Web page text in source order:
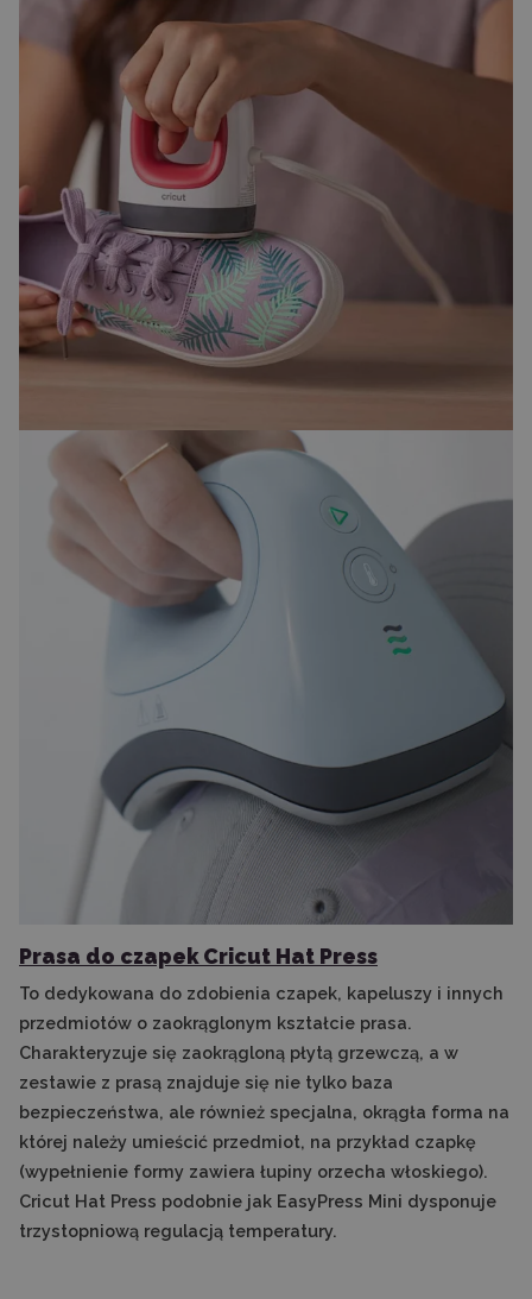
Prasa do czapek Cricut Hat Press
To dedykowana do zdobienia czapek, kapeluszy i innych
przedmiotów o zaokrąglonym kształcie prasa.
Charakteryzuje się zaokrągloną płytą grzewczą, a w
zestawie z prasą znajduje się nie tylko baza
bezpieczeństwa, ale również specjalna, okrągła forma na
której należy umieścić przedmiot, na przykład czapkę
(wypełnienie formy zawiera łupiny orzecha włoskiego).
Cricut Hat Press podobnie jak EasyPress Mini dysponuje
trzystopniową regulacją temperatury.